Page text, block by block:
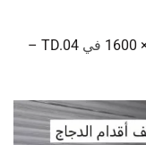
في
TD.04 –